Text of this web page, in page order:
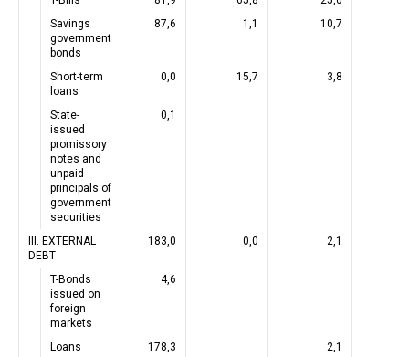
Savings
government
bonds
87,6 1,1 10,7
Short-term
loans
0,0 15,7 3,8
State-
issued
promissory
notes and
unpaid
principals of
government
securities
0,1
III. EXTERNAL
DEBT
183,0 0,0 2,1
T-Bonds
issued on
foreign
markets
4,6
Loans 178,3
2,1